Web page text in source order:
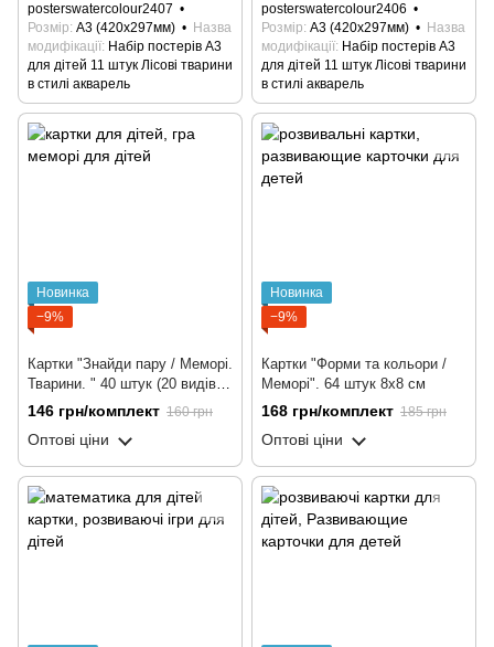
posterswatercolour2407
Розмір А3 (420х297мм)
Назва
модифікації Набір постерів A3
для дітей 11 штук Лісові тварини
в стилі акварель
posterswatercolour2406
Розмір А3 (420х297мм)
Назва
модифікації Набір постерів A3
для дітей 11 штук Лісові тварини
в стилі акварель
Новинка
−9%
Картки "Знайди пару / Меморі.
Тварини. " 40 штук (20 видів
по 2 пари) 8х8 см
146 грн/комплект 160 грн
Оптові ціни
Новинка
−9%
Картки "Форми та кольори /
Меморі". 64 штук 8х8 см
168 грн/комплект 185 грн
Оптові ціни